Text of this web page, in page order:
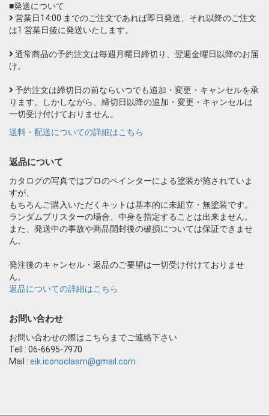
■発送について
営業日14:00 までのご注文であれば即日発送、それ以降のご注文
は1 営業日後に発送いたします。
通常商品の予約注文は毎週月曜日締切り、翌週金曜日以降のお届
け。
予約注文は締切日の前ならいつでも追加・変更・キャンセルを承
ります。しかしながら、締切日以降の追加・変更・キャンセルは
一切受け付けておりません。
送料・配送についての詳細はこちら
返品について
カタログの写真ではプロのペインターによる塗装が施されていま
すが、
もちろんご購入いただくキットは基本的に未組立・無塗装です。
ランダムブリスターの場合、中身を指定することは出来ません。
また、発送中の事故や商品開封後の破損については保証できませ
ん。
発注後のキャンセル・返品のご要望は一切受け付けておりませ
ん。
返品についての詳細はこちら
お問い合わせ
お問い合わせの際はこちらまでご連絡下さい
Tell : 06-6695-7970
Mail : eik.iconoclasm@gmail.com